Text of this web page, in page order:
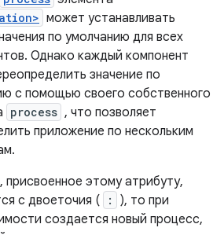
может устанавливать
по умолчанию для всех
Однако каждый компонент
значение по
с помощью своего собственного
process , что позволяет
приложение по нескольким
присвоенное этому атрибуту,
с двоеточия (
:
), то при
создается новый процесс,